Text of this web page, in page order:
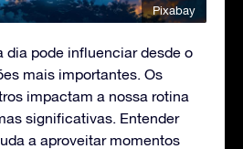
Pixabay
dia pode influenciar desde o
mais importantes. Os
impactam a nossa rotina
significativas. Entender
a aproveitar momentos